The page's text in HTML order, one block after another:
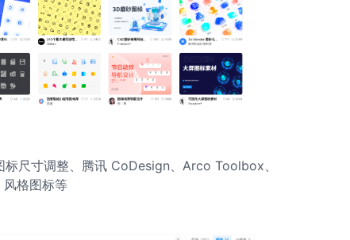
尺寸调整、腾讯 CoDesign、Arco Toolbox、
格图标等